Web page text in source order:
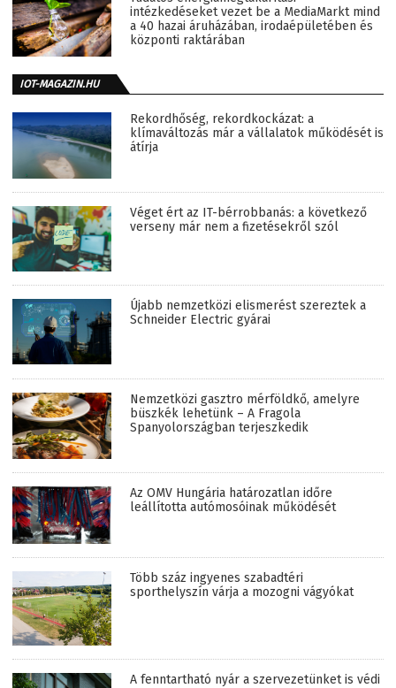
intézkedéseket vezet be a MediaMarkt mind
a 40 hazai áruházában, irodaépületében és
központi raktárában
IOT-MAGAZIN.HU
Rekordhőség, rekordkockázat: a
klímaváltozás már a vállalatok működését is
átírja
Véget ért az IT-bérrobbanás: a következő
verseny már nem a fizetésekről szól
Újabb nemzetközi elismerést szereztek a
Schneider Electric gyárai
Nemzetközi gasztro mérföldkő, amelyre
büszkék lehetünk – A Fragola
Spanyolországban terjeszkedik
Az OMV Hungária határozatlan időre
leállította autómosóinak működését
Több száz ingyenes szabadtéri
sporthelyszín várja a mozogni vágyókat
A fenntartható nyár a szervezetünket is védi